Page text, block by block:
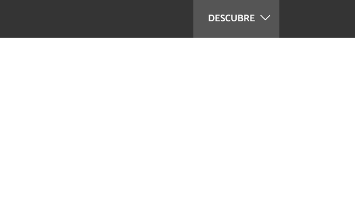
DESCUBRE